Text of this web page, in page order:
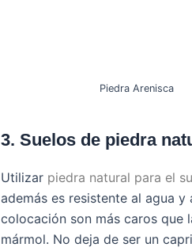
Piedra Arenisca
3. Suelos de piedra
Utilizar piedra natural para el
además es resistente al agua
colocación son más caros que
mármol. No deja de ser un